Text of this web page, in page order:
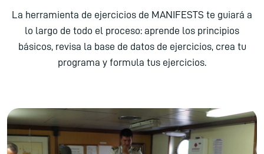
La herramienta de ejercicios de MANIFESTS te guiará a
lo largo de todo el proceso: aprende los principios
básicos, revisa la base de datos de ejercicios, crea tu
programa y formula tus ejercicios.